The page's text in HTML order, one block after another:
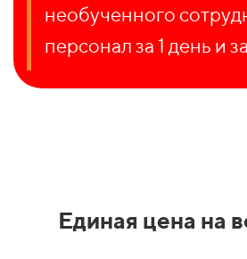
необученного
персонал за 1 день и
Единая цена на